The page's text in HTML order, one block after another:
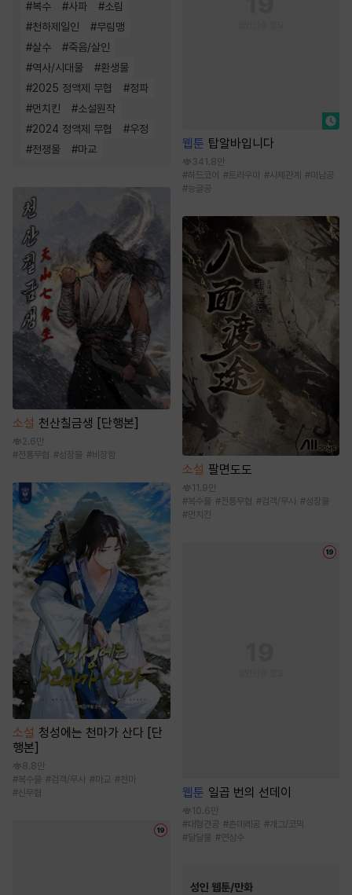
#복수 #사파 #소림
#천하제일인 #무림맹
#살수 #죽음/살인
#역사/시대물 #환생물
#2025 정액제 무협 #정파
#먼치킨 #소설원작
#2024 정액제 무협 #우정
#전쟁물 #마교
소설 천산칠금생 [단행본]
2.6만
#전통무협 #성장물 #비장함
소설 청성에는 천마가 산다 [단
행본]
8.8만
#복수물 #검객/무사 #마교 #천마
#신무협
웹툰 탑알바입니다
341.8만
#하드코어 #트라우마 #사제관계 #미남공
#능글공
소설 팔면도도
11.9만
#복수물 #전통무협 #검객/무사 #성장물
#먼치킨
웹툰 일곱 번의 선데이
10.6만
#대형견공 #츤데레공 #개그/코믹
#달달물 #연상수
성인 웹툰/만화